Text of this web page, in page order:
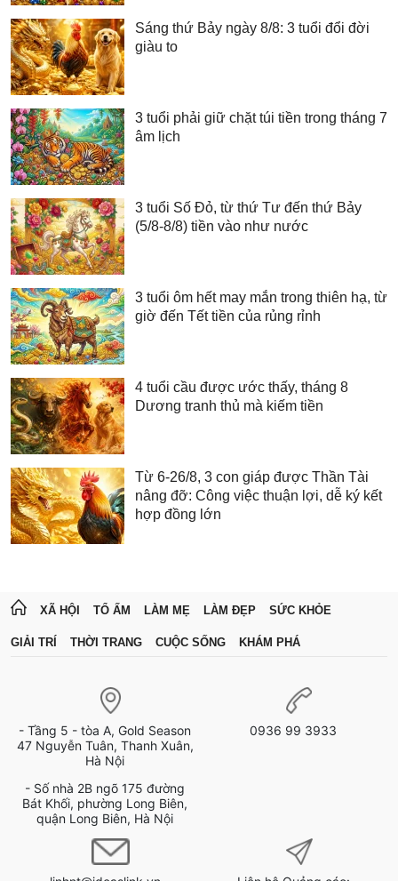
Sáng thứ Bảy ngày 8/8: 3 tuổi đổi đời
giàu to
3 tuổi phải giữ chặt túi tiền trong tháng 7
âm lịch
3 tuổi Số Đỏ, từ thứ Tư đến thứ Bảy
(5/8-8/8) tiền vào như nước
3 tuổi ôm hết may mắn trong thiên hạ, từ
giờ đến Tết tiền của rủng rỉnh
4 tuổi cầu được ước thấy, tháng 8
Dương tranh thủ mà kiếm tiền
Từ 6-26/8, 3 con giáp được Thần Tài
nâng đỡ: Công việc thuận lợi, dễ ký kết
hợp đồng lớn
XÃ HỘI TỔ ẤM LÀM MẸ LÀM ĐẸP SỨC KHỎE
GIẢI TRÍ THỜI TRANG CUỘC SỐNG KHÁM PHÁ
- Tầng 5 - tòa A, Gold Season
47 Nguyễn Tuân, Thanh Xuân,
Hà Nội
- Số nhà 2B ngõ 175 đường
Bát Khối, phường Long Biên,
quận Long Biên, Hà Nội
0936 99 3933